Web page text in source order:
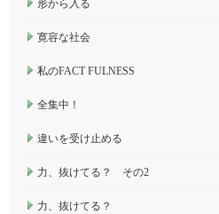
形から入る
寛容な社会
私のFACT FULNESS
全集中！
違いを受け止める
力、抜けてる？ その2
力、抜けてる？